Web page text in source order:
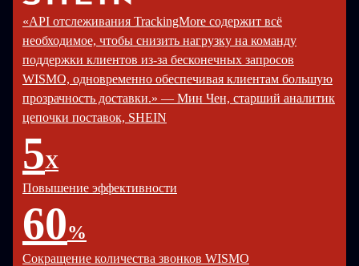
«API отслеживания TrackingMore содержит всё
необходимое, чтобы снизить нагрузку на команду
поддержки клиентов из-за бесконечных запросов
WISMO, одновременно обеспечивая клиентам большую
прозрачность доставки.» — Мин Чен, старший аналитик
цепочки поставок, SHEIN
5X
Повышение эффективности
60%
Сокращение количества звонков WISMO